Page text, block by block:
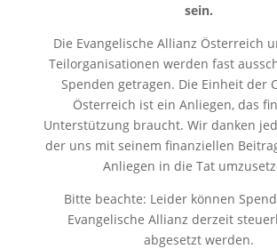
sein.
Die Evangelische Allianz Österreich
Teilorganisationen werden fast
Spenden getragen. Die Einheit der
Österreich ist ein Anliegen, das
Unterstützung braucht. Wir danken
der uns mit seinem finanziellen
Anliegen in die Tat
Bitte beachte: Leider können
Evangelische Allianz derzeit
abgesetzt werden.